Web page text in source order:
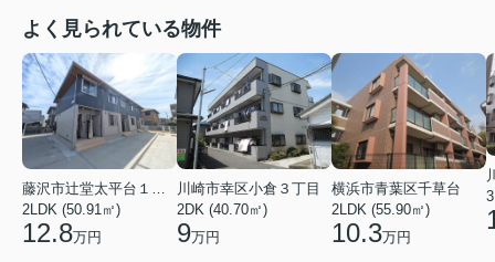
よく見られている物件
2LDK (50.91㎡)
12.8万円
川崎市幸区小倉３丁目
2DK (40.70㎡)
9万円
横浜市青葉区千草台
2LDK (55.90㎡)
10.3万円